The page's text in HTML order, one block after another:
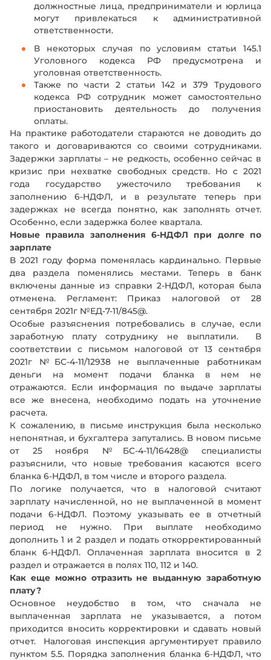
должностные лица, предприниматели и юрлица
могут привлекаться к административной
ответственности.
В некоторых случая по условиям статьи 145.1
Уголовного кодекса РФ предусмотрена и
уголовная ответственность.
Также по части 2 статьи 142 и 379 Трудового
кодекса РФ сотрудник может самостоятельно
приостановить деятельность до получения
оплаты.
На практике работодатели стараются не доводить до
такого и договариваются со своими сотрудниками.
Задержки зарплаты – не редкость, особенно сейчас в
кризис при нехватке свободных средств. Но с 2021
года государство ужесточило требования к
заполнению 6-НДФЛ, и в результате теперь при
задержках не всегда понятно, как заполнять отчет.
Особенно, если задержка более квартала.
Новые правила заполнения 6-НДФЛ при долге по
зарплате
В 2021 году форма поменялась кардинально. Первые
два раздела поменялись местами. Теперь в банк
включены данные из справки 2-НДФЛ, которая была
отменена. Регламент: Приказ налоговой от 28
сентября 2021г №ЕД-7-11/845@.
Особые разъяснения потребовались в случае, если
заработную плату сотруднику не выплатили. В
соответствии с письмом налоговой от 13 сентября
2021г №БС-4-11/12938 не выплаченные работникам
деньги на момент подачи бланка в нем не
отражаются. Если информация по выдаче зарплаты
все же внесена, необходимо подать на уточнение
расчета.
К сожалению, в письме инструкция была несколько
непонятная, и бухгалтера запутались. В новом письме
от 25 ноября №БС-4-11/16428@ специалисты
разъяснили, что новые требования касаются всего
бланка 6-НДФЛ, в том числе и второго раздела.
По логике получается, что в налоговой считают
зарплату начисленной, но не выплаченной в момент
подачи 6-НДФЛ. Поэтому указывать ее в отчетный
период не нужно. При выплате необходимо
дополнить 1 и 2 раздел и подать откорректированный
бланк 6-НДФЛ. Оплаченная зарплата вносится в 2
раздел и отражается в полях 110, 112 и 140.
Как еще можно отразить не выданную заработную
плату?
Основное неудобство в том, что сначала не
выплаченная зарплата не указывается, а потом
приходится вносить корректировки и сдавать новый
отчет. Налоговая инспекция аргументирует правило
пунктом 5.5. Порядка заполнения бланка 6-НДФЛ, что